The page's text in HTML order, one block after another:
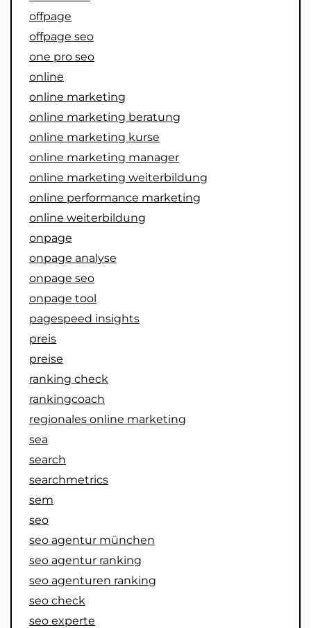
offpage
offpage seo
one pro seo
online
online marketing
online marketing beratung
online marketing kurse
online marketing manager
online marketing weiterbildung
online performance marketing
online weiterbildung
onpage
onpage analyse
onpage seo
onpage tool
pagespeed insights
preis
preise
ranking check
rankingcoach
regionales online marketing
sea
search
searchmetrics
sem
seo
seo agentur münchen
seo agentur ranking
seo agenturen ranking
seo check
seo experte